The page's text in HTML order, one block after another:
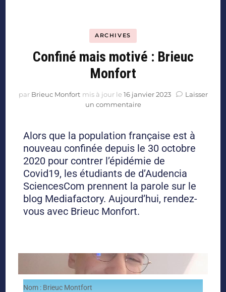
ARCHIVES
Confiné mais motivé : Brieuc
Monfort
par Brieuc Monfort mis à jour le 16 janvier 2023
Laisser
un commentaire
Alors que la population française est à
nouveau confinée depuis le 30 octobre
2020 pour contrer l’épidémie de
Covid19, les étudiants de d’Audencia
SciencesCom prennent la parole sur le
blog Mediafactory. Aujourd’hui, rendez-
vous avec Brieuc Monfort.
Nom : Brieuc Montfort